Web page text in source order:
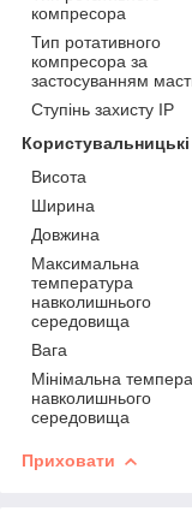
компресора
Тип ротативного
компресора за
застосуванням
Ступінь захисту IP
Висота
Ширина
Довжина
Максимальна
температура
навколишнього
середовища
Вага
Мінімальна
навколишнього
середовища
Приховати